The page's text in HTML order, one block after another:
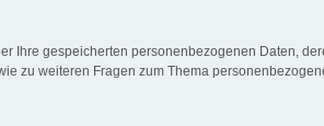
Ihre gespeicherten personenbezogenen Daten,
zu weiteren Fragen zum Thema